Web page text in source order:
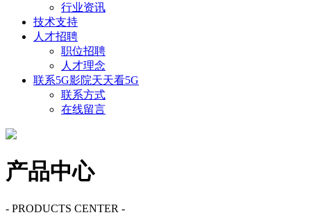
行业资讯
技术支持
人才招聘
职位招聘
人才理念
联系5G影院天天看5G
联系方式
在线留言
产品中心
- PRODUCTS CENTER -